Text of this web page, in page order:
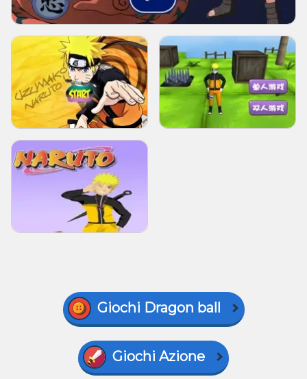
Giochi Dragon ball
Giochi Azione